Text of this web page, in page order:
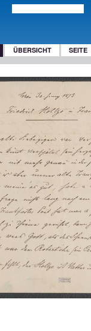
ÜBERSICHT SEITE